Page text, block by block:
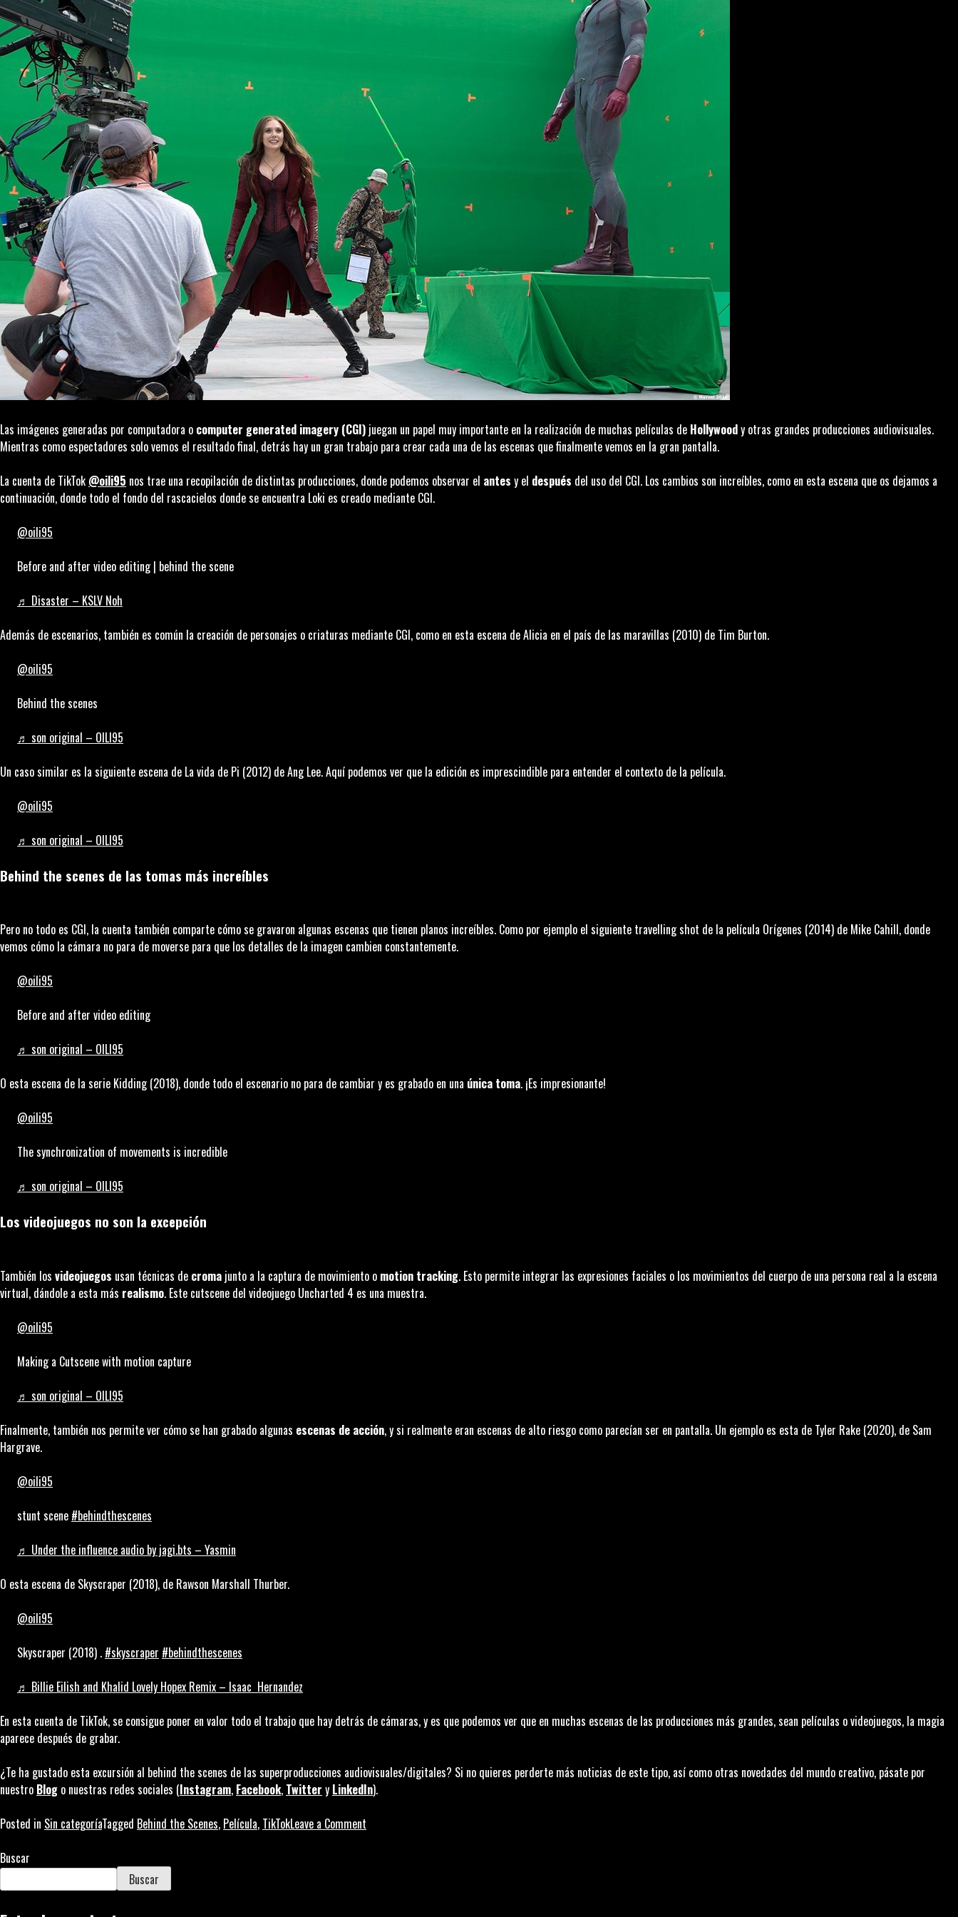
Las imágenes generadas por computadora o computer generated imagery (CGI) juegan un papel muy importante en la realización de muchas películas de Hollywoody otras grandes producciones audiovisuales.
Mientras como espectadores solo vemos el resultado final, detrás hay un gran trabajo para crear cada una de las escenas que finalmente vemos en la gran pantalla.
La cuenta de TikTok @oili95 nos trae una recopilación de distintas producciones, donde podemos observar el antes y el después del uso del CGI. Los cambios son increíbles, como en esta escena que os dejamos a
continuación, donde todo el fondo del rascacielos donde se encuentra Loki es creado mediante CGI.
@oili95
Before and after video editing | behind the scene
♬ Disaster – KSLV Noh
Además de escenarios, también es común la creación de personajes o criaturas mediante CGI, como en esta escena deAlicia en el país de las maravillas (2010) de Tim Burton.
@oili95
Behind the scenes
♬ son original – OILI95
Un caso similar es la siguiente escena de La vida de Pi (2012) de Ang Lee. Aquí podemos ver que la edición es imprescindible para entender el contexto de la película.
@oili95
♬ son original – OILI95
Behind the scenes de las tomas más increíbles
Pero no todo es CGI, la cuenta también comparte cómo se gravaron algunas escenas que tienen planos increíbles. Como por ejemplo el siguiente travelling shot de la película Orígenes (2014) de Mike Cahill, donde
vemos cómo la cámara no para de moverse para que los detalles de la imagen cambien constantemente.
@oili95
Before and after video editing
♬ son original – OILI95
O esta escena de la serie Kidding(2018), donde todo el escenario no para de cambiar y es grabado en una única toma. ¡Es impresionante!
@oili95
The synchronization of movements is incredible
♬ son original – OILI95
Los videojuegos no son la excepción
También los videojuegos usan técnicas de croma junto a la captura de movimiento o motion tracking. Esto permite integrar las expresiones faciales o los movimientos del cuerpo de una persona real a la escena
virtual, dándole a esta más realismo. Este cutscene del videojuego Uncharted 4 es una muestra.
@oili95
Making a Cutscene with motion capture
♬ son original – OILI95
Finalmente, también nos permite ver cómo se han grabado algunas escenas de acción, y si realmente eran escenas de alto riesgo como parecían ser en pantalla. Un ejemplo es esta de Tyler Rake (2020), de Sam
Hargrave.
@oili95
stunt scene #behindthescenes
♬ Under the influence audio by jagi.bts – Yasmin
O esta escena de Skyscraper (2018), de ​​Rawson Marshall Thurber.
@oili95
Skyscraper (2018) . #skyscraper #behindthescenes
♬ Billie Eilish and Khalid Lovely Hopex Remix – Isaac Hernandez
En esta cuenta de TikTok, se consigue poner en valor todo el trabajo que hay detrás de cámaras, y es que podemos ver que en muchas escenas de las producciones más grandes, sean películas o videojuegos, la magia
aparece después de grabar.
¿Te ha gustado esta excursión al behind the scenes de las superproducciones audiovisuales/digitales? Si no quieres perderte más noticias de este tipo, así como otras novedades del mundo creativo, pásate por
nuestro Blog o nuestras redes sociales (Instagram, Facebook, Twitter y LinkedIn).
Posted in Sin categoríaTagged Behind the Scenes, Película, TikTokLeave a Comment
Buscar
Buscar